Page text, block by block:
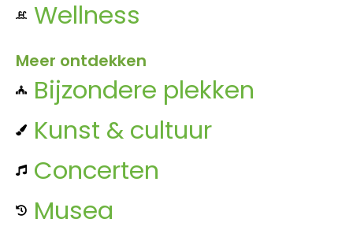
Wellness
Meer ontdekken
Bijzondere plekken
Kunst & cultuur
Concerten
Musea